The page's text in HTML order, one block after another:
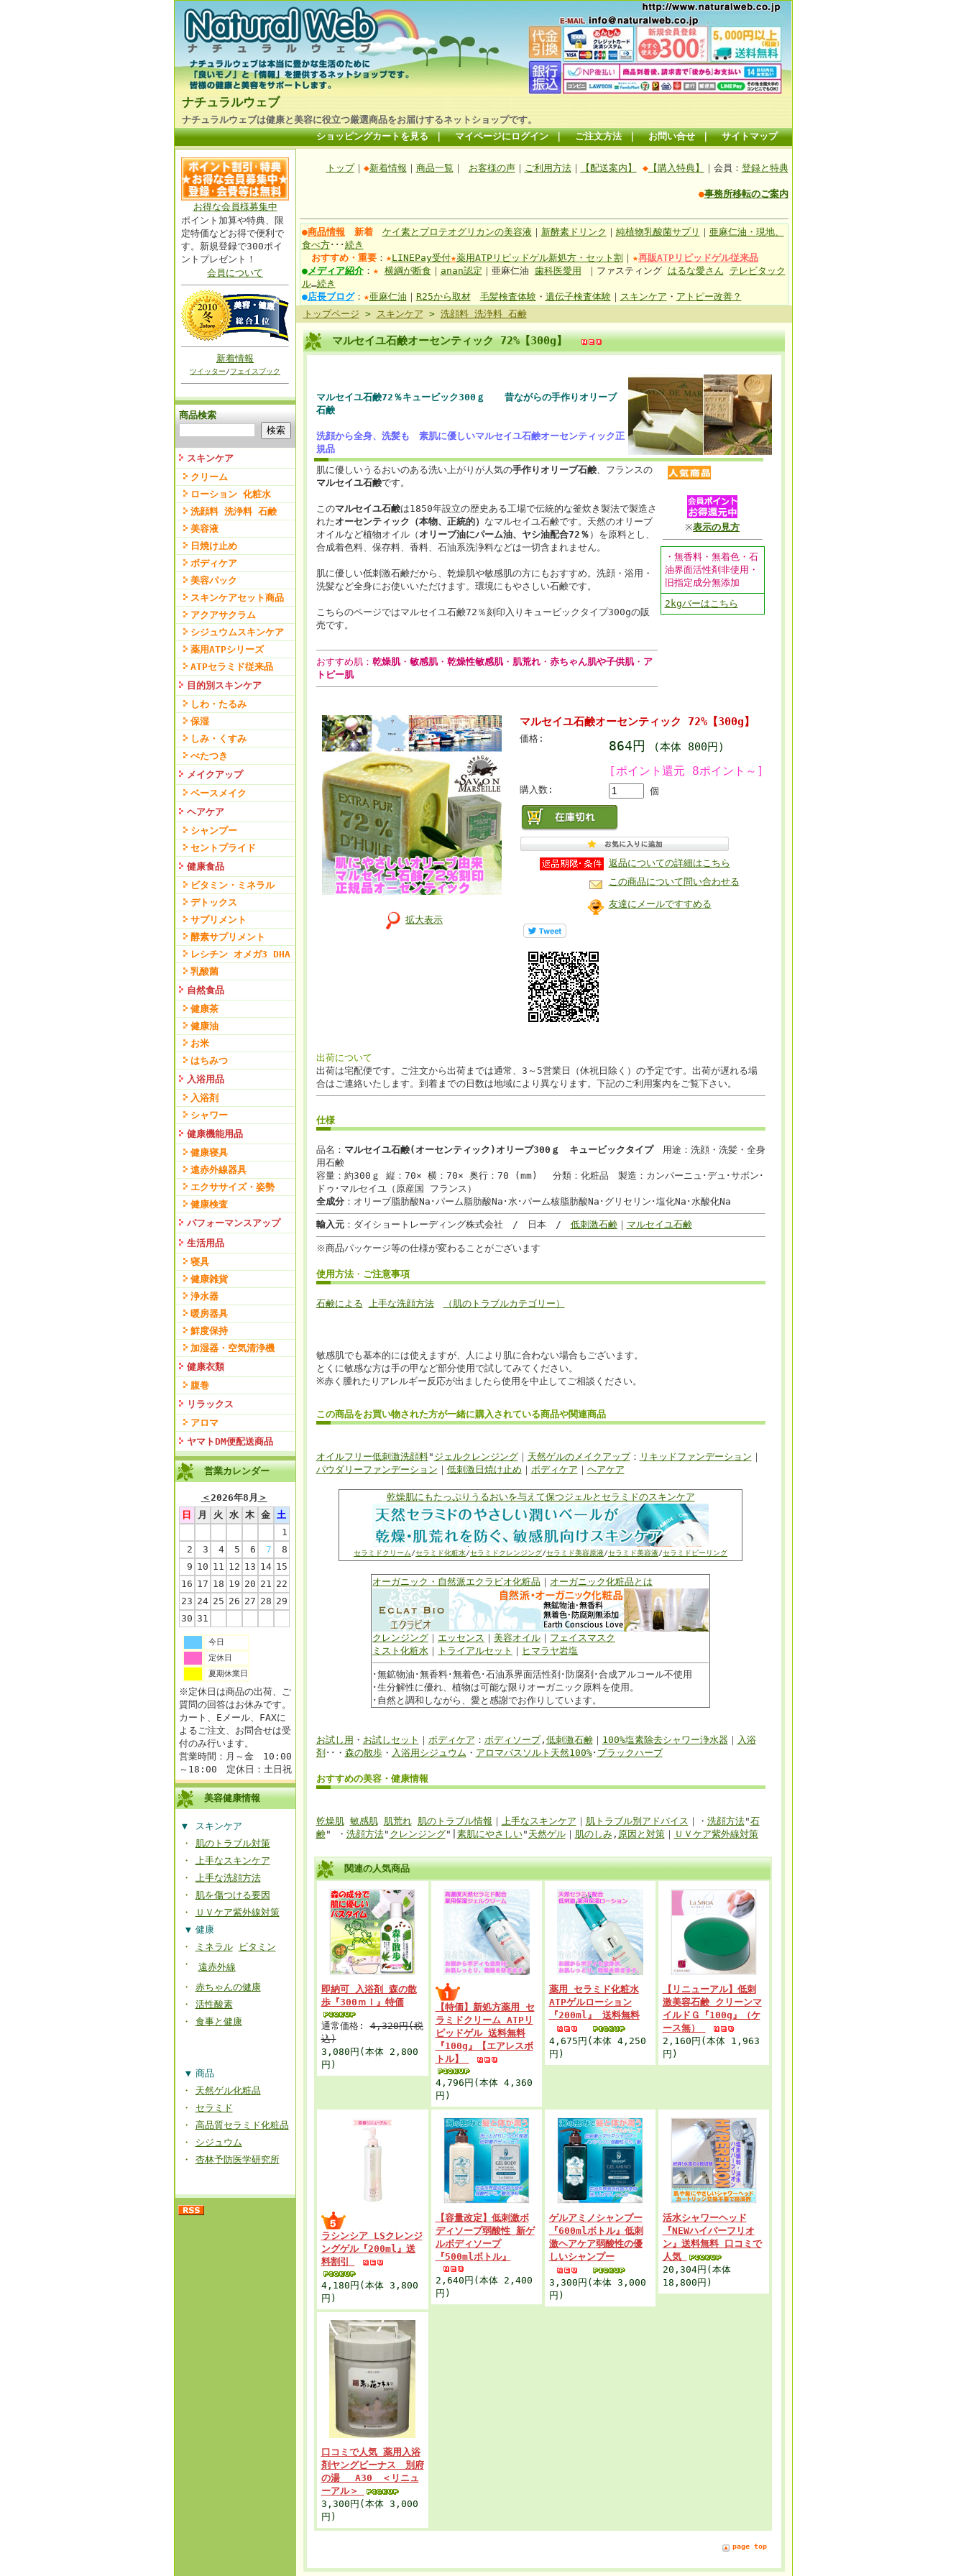
ナチュラルウェブ
ナチュラルウェブは健康と美容に役立つ厳選商品をお届けするネットショップです。
ショッピングカートを見る｜ マイページにログイン｜ ご注文方法｜ お問い合せ｜ サイトマップ
お得な会員様募集中
ポイント加算や特典、限
定特価などお得で便利で
す。新規登録で300ポイ
ントプレゼント！
会員について
新着情報
ツイッター/フェイスブック
商品検索
スキンケア
クリーム
ローション 化粧水
洗顔料 洗浄料 石鹸
美容液
日焼け止め
ボディケア
美容パック
スキンケアセット商品
アクアサクラム
シジュウムスキンケア
薬用ATPシリーズ
ATPセラミド従来品
目的別スキンケア
しわ・たるみ
保湿
しみ・くすみ
べたつき
メイクアップ
ベースメイク
ヘアケア
シャンプー
セントプライド
健康食品
ビタミン・ミネラル
デトックス
サプリメント
酵素サプリメント
レシチン オメガ3 DHA
乳酸菌
自然食品
健康茶
健康油
お米
はちみつ
入浴用品
入浴剤
シャワー
健康機能用品
健康寝具
遠赤外線器具
エクササイズ・姿勢
健康検査
パフォーマンスアップ
生活用品
寝具
健康雑貨
浄水器
暖房器具
鮮度保持
加湿器・空気清浄機
健康衣類
腹巻
リラックス
アロマ
ヤマトDM便配送商品
営業カレンダー
＜2026年8月 ＞
日
月 火 水 木 金 土
1
2
3 4 5 6 7
8
9 10 11 12 13 14 15
16 17 18 19 20 21 22
23 24 25 26 27 28 29
30 31
今日
定休日
夏期休業日
※定休日は商品の出荷、ご
質問の回答はお休みです。
カート、Eメール、FAXに
よるご注文、お問合せは受
付のみ行います。
営業時間：月～金 10:00
～18:00 定休日：土日祝
美容健康情報
▼
スキンケア
・
肌のトラブル対策
・
上手なスキンケア
・
上手な洗顔方法
・
肌を傷つける要因
・
ＵＶケア紫外線対策
▼ 健康
・
ミネラル
ビタミン
・
遠赤外線
・
赤ちゃんの健康
・
活性酸素
・
食事と健康
▼ 商品
・
天然ゲル化粧品
・
セラミド
・
高品質セラミド化粧品
・
シジュウム
・
杏林予防医学研究所
トップ｜ ◆新着情報 ｜ 商品一覧 ｜ お客様の声｜ ご利用方法｜ 【配送案内】 ◆【購入特典】 ｜会員： 登録と特典
●事務所移転のご案内
●商品情報 新着 ケイ素とプロテオグリカンの美容液 ｜ 新酵素ドリンク ｜ 純植物乳酸菌サプリ ｜ 亜麻仁油・現地、
食べ方･･･続き
おすすめ・重要： ★LINEPay受付★薬用ATPリピッドゲル新処方・セット割 ｜ ★再販ATPリピッドゲル従来品
●メディア紹介： ★ 横綱が断食 ｜ anan認定 ｜亜麻仁油 歯科医愛用 ｜ファスティング はるな愛さん
テレビタック
ル…続き
●店長ブログ： ★亜麻仁油 ｜ R25から取材 毛髪検査体験・ 遺伝子検査体験｜ スキンケア ・ アトピー改善？
トップページ > スキンケア > 洗顔料 洗浄料 石鹸
マルセイユ石鹸オーセンティック 72%【300g】
マルセイユ石鹸72％キュービック300ｇ
昔ながらの手作りオリーブ
石鹸
洗顔から全身、洗髪も 素肌に優しいマルセイユ石鹸オーセンティック正
規品
肌に優しいうるおいのある洗い上がりが人気の手作りオリーブ石鹸、フランスの
マルセイユ石鹸です。
このマルセイユ石鹸は1850年設立の歴史ある工場で伝統的な釜炊き製法で製造さ
れたオーセンティック（本物、正統的） なマルセイユ石鹸です。天然のオリーブ
オイルなど植物オイル（オリーブ油にパーム油、ヤシ油配合72％ ）を原料とし、
合成着色料、保存料、香料、石油系洗浄料などは一切含まれません。
肌に優しい低刺激石鹸だから、乾燥肌や敏感肌の方にもおすすめ。洗顔・浴用・
洗髪など全身にお使いいただけます。環境にもやさしい石鹸です。
こちらのページではマルセイユ石鹸72％刻印入りキュービックタイプ300gの販
売です。
おすすめ肌： 乾燥肌・ 敏感肌・ 乾燥性敏感肌・ 肌荒れ・ 赤ちゃん肌や子供肌・ ア
トピー肌
※表示の見方
・無香料・無着色・石
油界面活性剤非使用・
旧指定成分無添加
2kgバーはこちら
拡大表示
マルセイユ石鹸オーセンティック 72%【300g】
価格: 864円 (本体 800円)
[ポイント還元 8ポイント～]
購入数: 個
返品についての詳細はこちら
この商品について問い合わせる
友達にメールですすめる
出荷について
出荷は宅配便です。ご注文から出荷までは通常、3～5営業日（休祝日除く）の予定です。出荷が遅れる場
合はご連絡いたします。到着までの日数は地域により異なります。下記のご利用案内をご覧下さい。
仕様
品名： マルセイユ石鹸(オーセンティック)オリーブ300ｇ キュービックタイプ用途：洗顔・洗髪・全身
用石鹸
容量：約300ｇ 縦：70× 横：70× 奥行：70 (mm) 分類：化粧品 製造：カンパーニュ･デュ･サボン･
ドゥ･マルセイユ（原産国 フランス）
全成分：オリーブ脂肪酸Na･パーム脂肪酸Na･水･パーム核脂肪酸Na･グリセリン･塩化Na･水酸化Na
輸入元：ダイショートレーディング株式会社 / 日本 / 低刺激石鹸｜ マルセイユ石鹸
※商品パッケージ等の仕様が変わることがございます
使用方法・ ご注意事項
石鹸による 上手な洗顔方法 （肌のトラブルカテゴリー）
敏感肌でも基本的には使えますが、人により肌に合わない場合もございます。
とくに敏感な方は手の甲など部分使用で試してみてください。
※赤く腫れたりアレルギー反応が出ましたら使用を中止してご相談ください。
この商品をお買い物された方が一緒に購入されている商品や関連商品
オイルフリー低刺激洗顔料" ジェルクレンジング｜ 天然ゲルのメイクアップ： リキッドファンデーション ｜
パウダリーファンデーション ｜ 低刺激日焼け止め ｜ ボディケア ｜ ヘアケア
乾燥肌にもたっぷりうるおいを与えて保つジェルとセラミドのスキンケア
セラミドクリーム/セラミド化粧水/セラミドクレンジング/セラミド美容原液/セラミド美容液/セラミドピーリング
オーガニック・自然派エクラビオ化粧品 ｜ オーガニック化粧品とは
クレンジング ｜ エッセンス ｜ 美容オイル ｜ フェイスマスク
ミスト化粧水 ｜ トライアルセット ｜ ヒマラヤ岩塩
･無鉱物油･無香料･無着色･石油系界面活性剤･防腐剤･合成アルコール不使用
･生分解性に優れ、植物は可能な限りオーガニック原料を使用。
･自然と調和しながら、愛と感謝でお作りしています。
お試し用 ・ お試しセット ｜ ボディケア ： ボディソープ, 低刺激石鹸｜ 100%塩素除去シャワー浄水器｜ 入浴
剤 ･･・ 森の散歩・ 入浴用シジュウム ・ アロマバスソルト天然100%･ ブラックハーブ
おすすめの美容・健康情報
乾燥肌 敏感肌 肌荒れ 肌のトラブル情報 ｜ 上手なスキンケア ｜ 肌トラブル別アドバイス ｜・ 洗顔方法"石
鹸" ・ 洗顔方法" クレンジング"| 素肌にやさしい" 天然ゲル｜ 肌のしみ, 原因と対策｜ ＵＶケア紫外線対策
関連の人気商品
即納可 入浴剤 森の散
歩『300ｍｌ』特価
通常価格:4,320円(税
込)
3,080円(本体 2,800
円)
【特価】新処方薬用 セ
ラミドクリーム ATPリ
ピッドゲル 送料無料
『100g』【エアレスボ
トル】
4,796円(本体 4,360
円)
薬用 セラミド化粧水
ATPゲルローション
『200ml』 送料無料
4,675円(本体 4,250
円)
【リニューアル】低刺
激美容石鹸 クリーンマ
イルドＧ『100g』（ケ
ース無）
2,160円(本体 1,963
円)
ラシンシア LSクレンジ
ングゲル『200ml』送
料割引
4,180円(本体 3,800
円)
【容量改定】低刺激ボ
ディソープ弱酸性 新ゲ
ルボディソープ
『500mlボトル』
2,640円(本体 2,400
円)
ゲルアミノシャンプー
『600mlボトル』低刺
激ヘアケア弱酸性の優
しいシャンプー
3,300円(本体 3,000
円)
活水シャワーヘッド
『NEWハイパーフリオ
ン』送料無料 口コミで
人気
20,304円(本体
18,800円)
口コミで人気 薬用入浴
剤ヤングビーナス 別府
の湯 A30 ＜リニュ
ーアル＞
3,300円(本体 3,000
円)
page top